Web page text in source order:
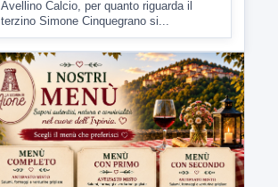
Avellino Calcio, per quanto riguarda il
terzino Simone Cinquegrano si...